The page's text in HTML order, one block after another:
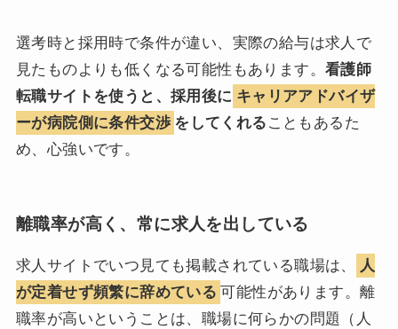
選考時と採用時で条件が違い、実際の給与は求人で
見たものよりも低くなる可能性もあります。 看護師
転職サイトを使うと、採用後に キャリアアドバイザ
ーが病院側に条件交渉 をしてくれる こともあるた
め、心強いです。
離職率が高く、常に求人を出している
求人サイトでいつ見ても掲載されている職場は、
人
が定着せず頻繁に辞めている 可能性があります。離
職率が高いということは、職場に何らかの問題（人